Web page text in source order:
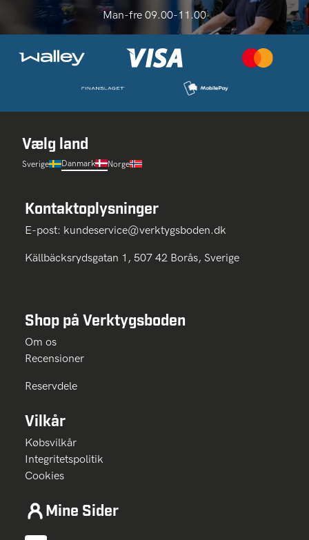
Man-fre 09.00-11.00
Vælg land
Sverige Danmark Norge
Kontaktoplysninger
E-post: kundeservice@verktygsboden.dk
Källbäcksrydsgatan 1, 507 42 Borås, Sverige
Shop på Verktygsboden
Om os
Recensioner
Reservdele
Vilkår
Købsvilkår
Integritetspolitik
Cookies
Mine Sider